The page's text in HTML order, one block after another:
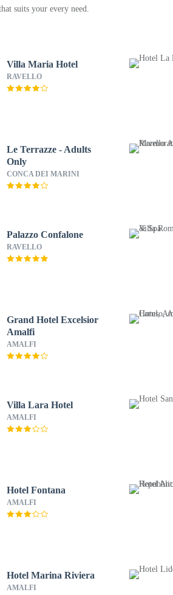
suits your every need.
Villa Maria Hotel
RAVELLO
Le Terrazze - Adults
Only
CONCA DEI MARINI
Palazzo Confalone
RAVELLO
Grand Hotel Excelsior
Amalfi
AMALFI
Villa Lara Hotel
AMALFI
Hotel Fontana
AMALFI
Hotel Marina Riviera
AMALFI